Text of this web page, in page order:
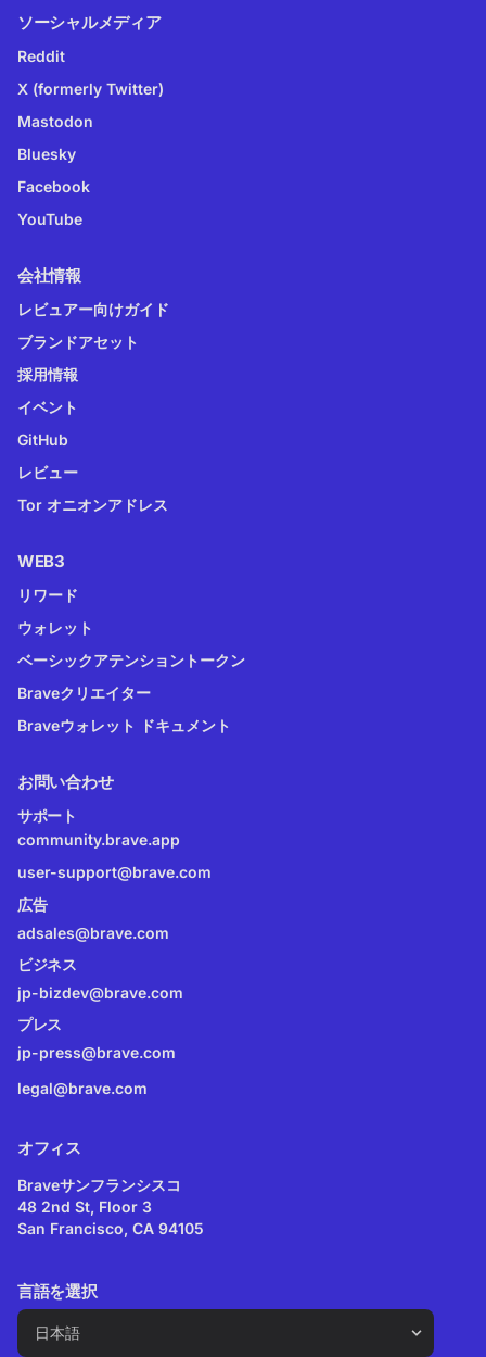
ソーシャルメディア
Reddit
X (formerly Twitter)
Mastodon
Bluesky
Facebook
YouTube
会社情報
レビュアー向けガイド
ブランドアセット
採用情報
イベント
GitHub
レビュー
Tor オニオンアドレス
WEB3
リワード
ウォレット
ベーシックアテンショントークン
Braveクリエイター
Braveウォレット ドキュメント
お問い合わせ
サポート
community.brave.app
user-support@brave.com
広告
adsales@brave.com
ビジネス
jp-bizdev@brave.com
プレス
jp-press@brave.com
legal@brave.com
オフィス
Braveサンフランシスコ
48 2nd St, Floor 3
San Francisco, CA 94105
言語を選択